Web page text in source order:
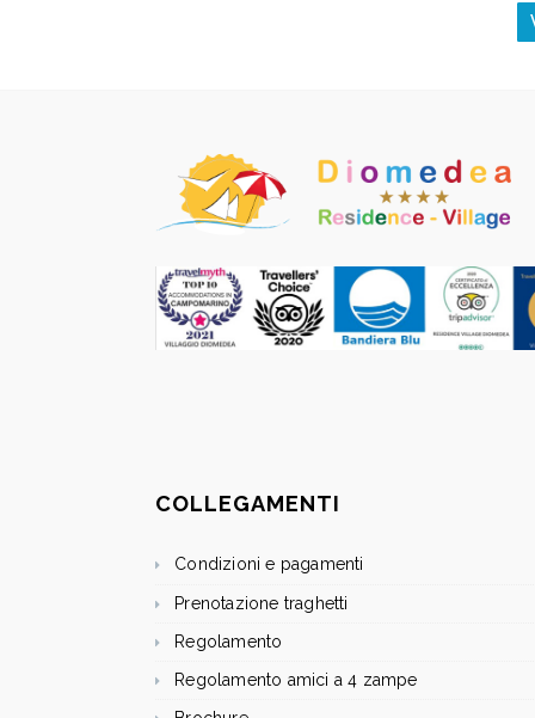
COLLEGAMENTI
Condizioni e pagamenti
Prenotazione traghetti
Regolamento
Regolamento amici a 4 zampe